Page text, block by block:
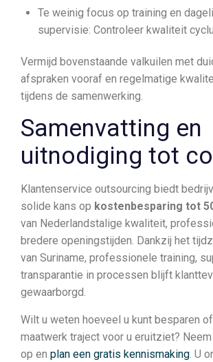
Te weinig focus op training en
supervisie: Controleer kwaliteit
Vermijd bovenstaande valkuilen met
afspraken vooraf en regelmatige
tijdens de samenwerking.
Samenvatting en
uitnodiging tot
Klantenservice outsourcing biedt
solide kans op kostenbesparing tot
van Nederlandstalige kwaliteit,
bredere openingstijden. Dankzij het
van Suriname, professionele training,
transparantie in processen blijft
gewaarborgd.
Wilt u weten hoeveel u kunt besparen
maatwerk traject voor u eruitziet?
op en plan een gratis kennismaking. U